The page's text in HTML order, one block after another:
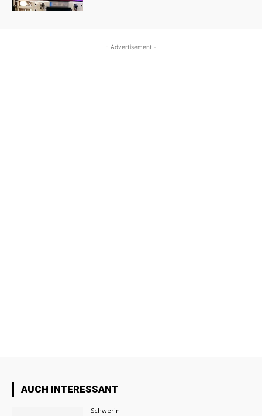
- Advertisement -
AUCH INTERESSANT
Schwerin